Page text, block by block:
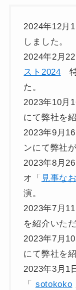
2024年12月
しました。
2024年2月
スト2024
た。
2023年10月
にて弊社を
2023年9月
ンにて弊社
2023年8月
オ「 見事な
演。
2023年7月
を紹介いた
2023年7月
にて弊社を
2023年3月1
「 sotokoko